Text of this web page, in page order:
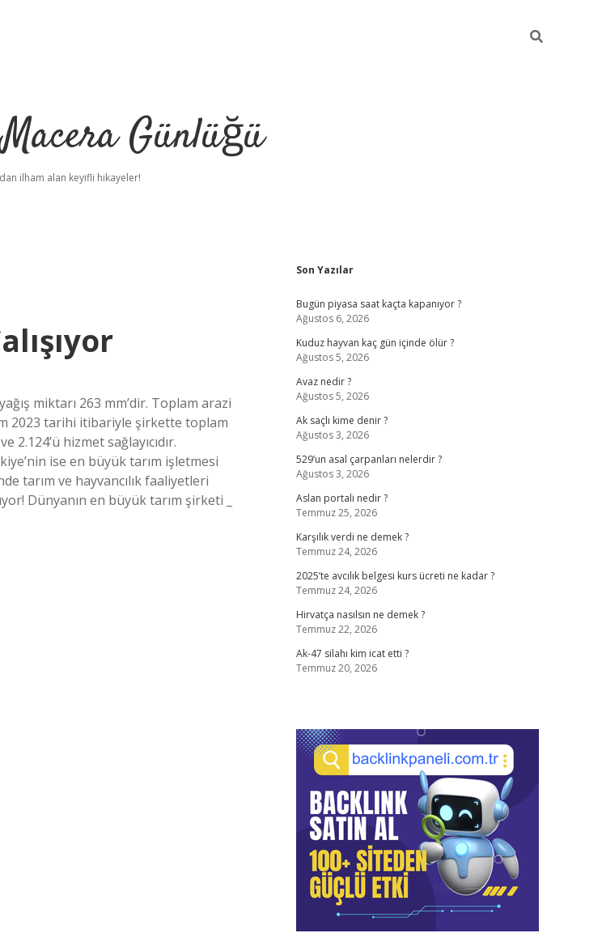
Günlüğü
ilham alan keyifli hikayeler!
miktarı 263 mm’dir. Toplam arazi
2023 tarihi itibariyle şirkette toplam
hizmet sağlayıcıdır.
ise en büyük tarım işletmesi
tarım ve hayvancılık faaliyetleri
Dünyanın en büyük tarım şirketi _
Sidebar
Son Yazılar
Bugün piyasa saat kaçta kapanıyor ?
Ağustos 6, 2026
Kuduz hayvan kaç gün içinde ölür ?
Ağustos 5, 2026
Avaz nedir ?
Ağustos 5, 2026
Ak saçlı kime denir ?
Ağustos 3, 2026
529’un asal çarpanları nelerdir ?
Ağustos 3, 2026
Aslan portali nedir ?
Temmuz 25, 2026
Karşılık verdi ne demek ?
Temmuz 24, 2026
2025’te avcılık belgesi kurs ücreti ne kadar ?
Temmuz 24, 2026
Hirvatça nasılsın ne demek ?
Temmuz 22, 2026
Ak-47 silahı kim icat etti ?
Temmuz 20, 2026